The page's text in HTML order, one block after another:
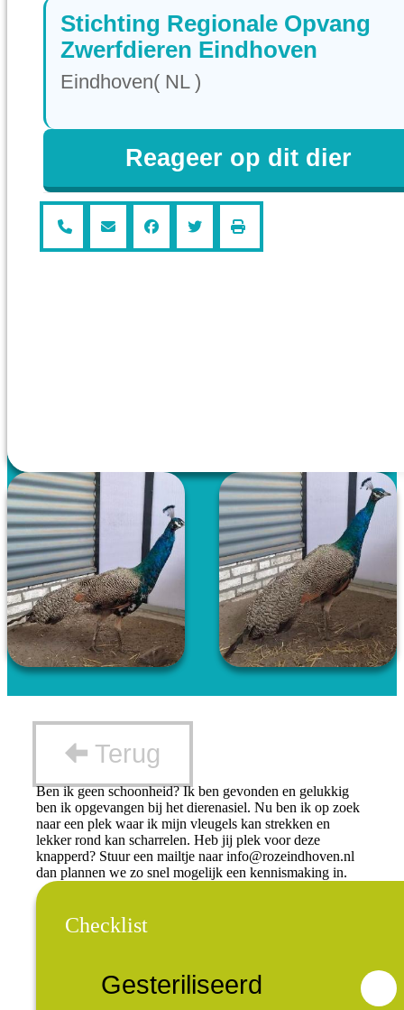
Stichting Regionale Opvang
Zwerfdieren Eindhoven
Eindhoven( NL )
Reageer op dit dier
Terug
Ben ik geen schoonheid? Ik ben gevonden en gelukkig
ben ik opgevangen bij het dierenasiel. Nu ben ik op zoek
naar een plek waar ik mijn vleugels kan strekken en
lekker rond kan scharrelen. Heb jij plek voor deze
knapperd? Stuur een mailtje naarinfo@rozeindhoven.nl
dan plannen we zo snel mogelijk een kennismaking in.
Checklist
Gesteriliseerd